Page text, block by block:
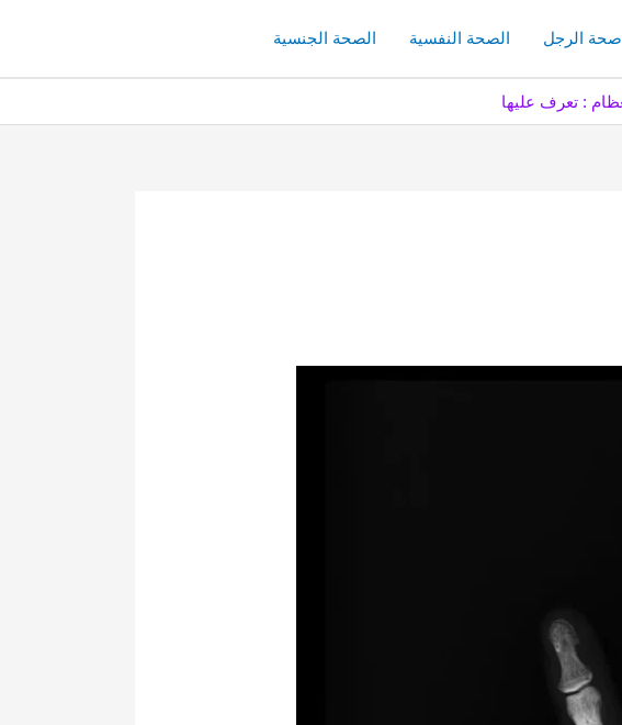
صحة الرجل الصحة النفسية الصحة الجنسية